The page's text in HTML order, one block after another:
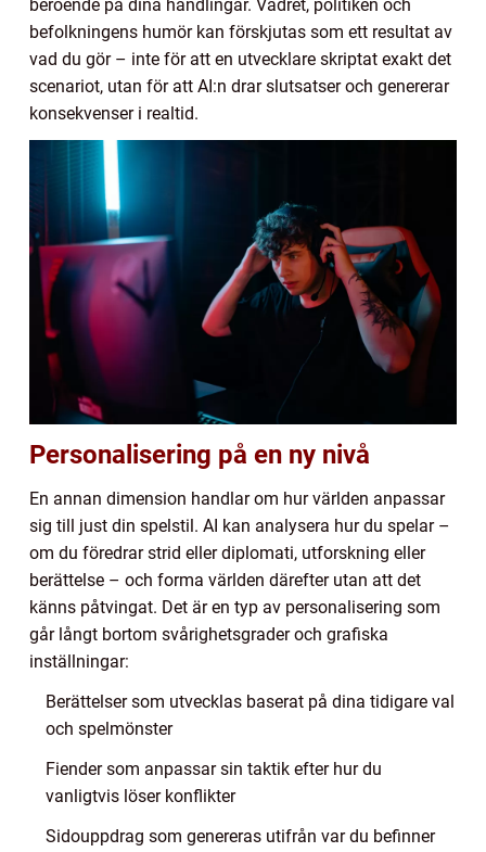
beroende på dina handlingar. Vädret, politiken och
befolkningens humör kan förskjutas som ett resultat av
vad du gör – inte för att en utvecklare skriptat exakt det
scenariot, utan för att AI:n drar slutsatser och genererar
konsekvenser i realtid.
Personalisering på en ny nivå
En annan dimension handlar om hur världen anpassar
sig till just din spelstil. AI kan analysera hur du spelar –
om du föredrar strid eller diplomati, utforskning eller
berättelse – och forma världen därefter utan att det
känns påtvingat. Det är en typ av personalisering som
går långt bortom svårighetsgrader och grafiska
inställningar:
Berättelser som utvecklas baserat på dina tidigare val
och spelmönster
Fiender som anpassar sin taktik efter hur du
vanligtvis löser konflikter
Sidouppdrag som genereras utifrån var du befinner